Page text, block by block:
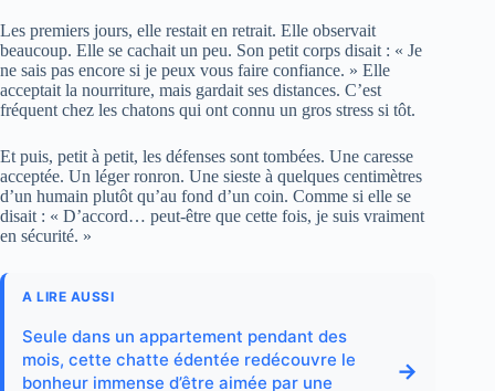
Les premiers jours, elle restait en retrait. Elle observait
beaucoup. Elle se cachait un peu. Son petit corps disait : « Je
ne sais pas encore si je peux vous faire confiance. » Elle
acceptait la nourriture, mais gardait ses distances. C’est
fréquent chez les chatons qui ont connu un gros stress si tôt.
Et puis, petit à petit, les défenses sont tombées. Une caresse
acceptée. Un léger ronron. Une sieste à quelques centimètres
d’un humain plutôt qu’au fond d’un coin. Comme si elle se
disait : « D’accord… peut-être que cette fois, je suis vraiment
en sécurité. »
A LIRE AUSSI
Seule dans un appartement pendant des
mois, cette chatte édentée redécouvre le
bonheur immense d’être aimée par une
→